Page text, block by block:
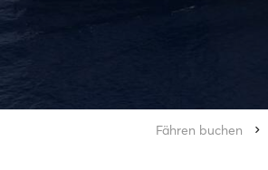
Fähren buchen